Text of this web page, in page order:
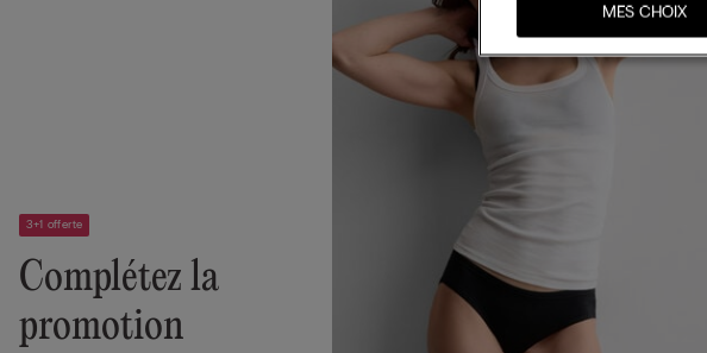
3+1 offerte
Complétez la
promotion
MES CHOIX